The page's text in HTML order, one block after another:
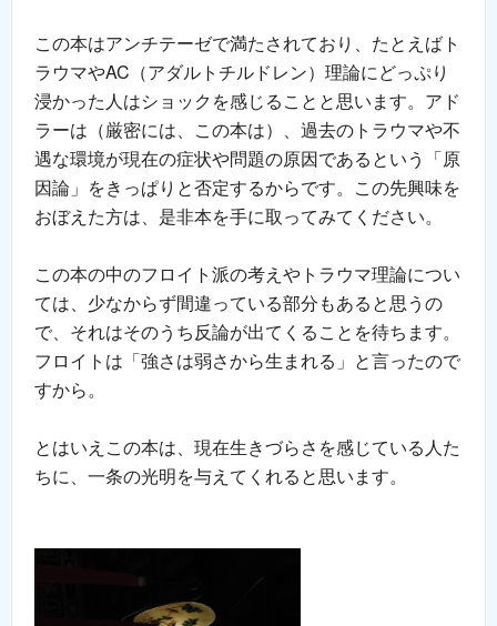
この本はアンチテーゼで満たされており、たとえばト
ラウマやAC（アダルトチルドレン）理論にどっぷり
浸かった人はショックを感じることと思います。アド
ラーは（厳密には、この本は）、過去のトラウマや不
遇な環境が現在の症状や問題の原因であるという「原
因論」をきっぱりと否定するからです。この先興味を
おぼえた方は、是非本を手に取ってみてください。
この本の中のフロイト派の考えやトラウマ理論につい
ては、少なからず間違っている部分もあると思うの
で、それはそのうち反論が出てくることを待ちます。
フロイトは「強さは弱さから生まれる」と言ったので
すから。
とはいえこの本は、現在生きづらさを感じている人た
ちに、一条の光明を与えてくれると思います。